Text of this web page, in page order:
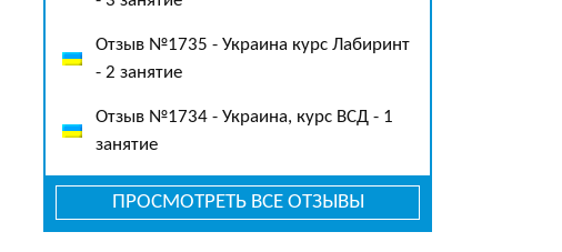
Отзыв №1735 - Украина курс Лабиринт
- 2 занятие
Отзыв №1734 - Украина, курс ВСД - 1
занятие
ПРОСМОТРЕТЬ ВСЕ ОТЗЫВЫ